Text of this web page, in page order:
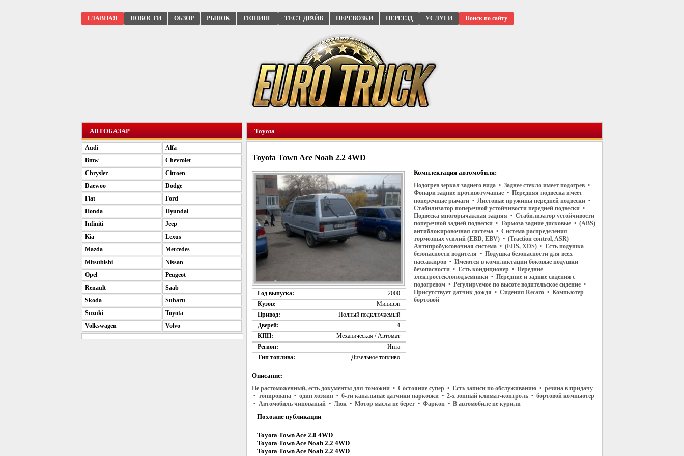
ГЛАВНАЯ НОВОСТИ ОБЗОР РЫНОК ТЮНИНГ ТЕСТ-ДРАЙВ ПЕРЕВОЗКИ ПЕРЕЕЗД УСЛУГИ Поиск по сайту
Toyota
Toyota Town Ace Noah 2.2 4WD
Год выпуска:
2000
Кузов:
Минивэн
Привод:
Полный подключаемый
Дверей:
4
КПП:
Механическая / Автомат
Регион:
Инта
Тип топлива:
Дизельное топливо
Комплектация автомобиля:
Подогрев зеркал заднего вида • Заднее стекло имеет подогрев •
Фонари задние противотуманые • Передняя подвеска имеет
поперечные рычаги • Листовые пружины передней подвески •
Стабилизатор поперечной устойчивости передней подвески •
Подвеска многорычажная задняя • Стабилизатор устойчивости
поперечной задней подвески • Тормоза задние дисковые • (ABS)
антиблокировочная система • Система распределения
тормозных усилий (EBD, EBV) • (Traction control, ASR)
Антипробуксовочная система • (EDS, XDS) • Есть подушка
безопасности водителя • Подушка безопасности для всех
пассажиров • Имеются в компликтации боковые подушки
безопасности • Есть кондиционер • Передние
электростеклоподъемники • Передние и задние сидения с
подогревом • Регулируемое по высоте водительское сидение •
Присутствует датчик дождя • Сидения Recaro • Компьютер
бортовой
Описание:
Не растоможенный, есть документы для томожни • Состояние супер • Есть записи по обслуживанию • резина в придачу
• тонирована • один хозяин • 6-ти канальные датчики парковки • 2-х зонный климат-контроль • бортовой компьютер
• Автомобиль чипованый • Люк • Мотор масла не берет • Фаркоп • В автомобиле не курили
Похожие публикации
Toyota Town Ace 2.0 4WD
Toyota Town Ace Noah 2.2 4WD
Toyota Town Ace Noah 2.2 4WD
АВТОБАЗАР
Audi
Alfa
Bmw
Chevrolet
Chrysler
Citroen
Daewoo
Dodge
Fiat
Ford
Honda
Hyundai
Infiniti
Jeep
Kia
Lexus
Mazda
Mercedes
Mitsubishi
Nissan
Opel
Peugeot
Renault
Saab
Skoda
Subaru
Suzuki
Toyota
Volkswagen
Volvo